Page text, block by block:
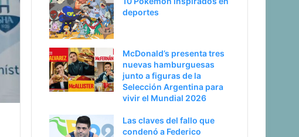
deportes
McDonald’s presenta tres
nuevas hamburguesas
junto a figuras de la
Selección Argentina para
vivir el Mundial 2026
Las claves del fallo que
condenó a Federico